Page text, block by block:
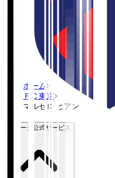
ホーム >
ＦＣ東京>
マルセロ ヒアン
Ｊリーグ公式サービス